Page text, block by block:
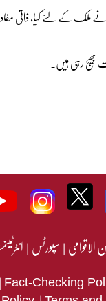
ملک کے لئے کیا، ذاتی
بھیج رہی ہیں۔
الاقوامی|سپورٹس|
| Fact-Checking